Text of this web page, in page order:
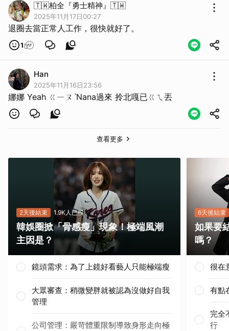
🇹🇼柏全『勇士精神』🇹🇼
2025年11月17日00:27
退圈去當正常人工作，很快就好了。
1
Han
2025年11月16日23:56
娜娜 Yeah ㄍㄧㄡˋNana過來 拎北嘎已ㄍㄟ丟
查看更多
2天後結束 1.9K人已投
韓娛圈掀「骨感瘦」現象！極端風潮
主因是？
鏡頭需求：為了上鏡好看藝人只能極端瘦
大眾審查：稍微變胖就被認為沒做好自我
管理
公司管理：嚴苛體重限制導致身形走向極
6天後結束
如果要
嗎？
很在
有點
完全
行